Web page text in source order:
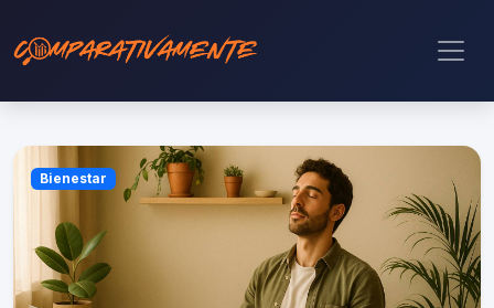
Bienestar